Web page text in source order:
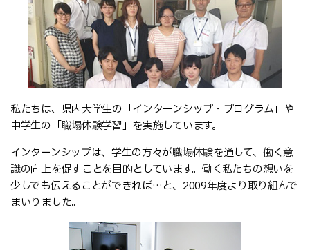
私たちは、県内大学生の「インターンシップ・プログラム」や
中学生の「職場体験学習」を実施しています。
インターンシップは、学生の方々が職場体験を通して、働く意
識の向上を促すことを目的としています。働く私たちの想いを
少しでも伝えることができれば…と、2009年度より取り組んで
まいりました。